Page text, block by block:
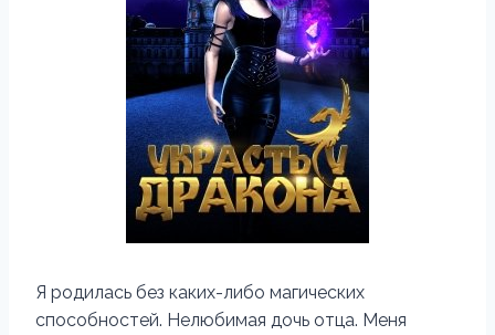
Я родилась без каких-либо магических
способностей. Нелюбимая дочь отца. Меня